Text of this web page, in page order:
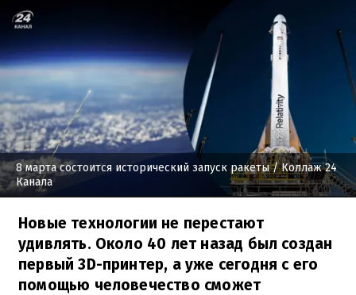
8 марта состоится исторический запуск ракеты/ Коллаж 24
Канала
Новые технологии не перестают
удивлять. Около 40 лет назад был создан
первый 3D-принтер, а уже сегодня с его
помощью человечество сможет